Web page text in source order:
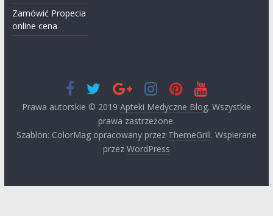
Zamówić Propecia
online cena
Prawa autorskie © 2019 Apteki Medyczne Blog. Wszystkie
prawa zastrzeżone.
Szablon: ColorMag opracowany przez ThemeGrill. Wspierane
przez WordPress